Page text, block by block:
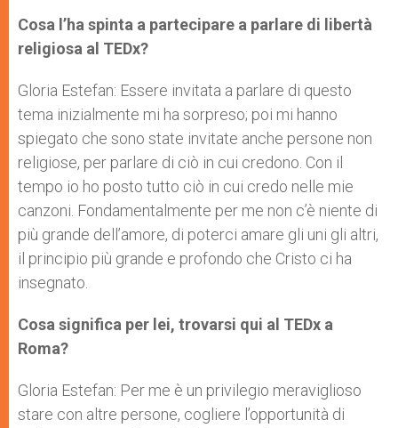
Cosa l’ha spinta a partecipare a parlare di libertà
religiosa al TEDx?
Gloria Estefan: Essere invitata a parlare di questo
tema inizialmente mi ha sorpreso; poi mi hanno
spiegato che sono state invitate anche persone non
religiose, per parlare di ciò in cui credono. Con il
tempo io ho posto tutto ciò in cui credo nelle mie
canzoni. Fondamentalmente per me non c’è niente di
più grande dell’amore, di poterci amare gli uni gli altri,
il principio più grande e profondo che Cristo ci ha
insegnato.
Cosa significa per lei, trovarsi qui al TEDx a
Roma?
Gloria Estefan: Per me è un privilegio meraviglioso
stare con altre persone, cogliere l’opportunità di